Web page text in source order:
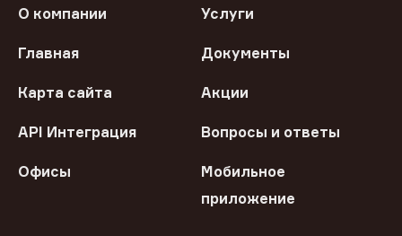
О компании Услуги
Главная Документы
Карта сайта Акции
API Интеграция Вопросы и ответы
Офисы
Мобильное
приложение